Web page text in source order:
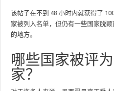
该帖子在不到 48 小时内就获得了
家被列入名单，但仍有一些国家脱
的地方。
哪些国家被评
家？